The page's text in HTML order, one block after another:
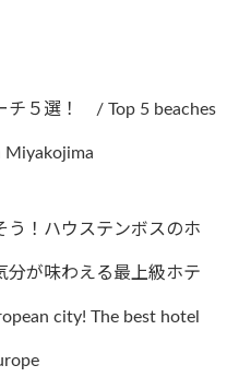
チ５選！ / Top 5 beaches
Miyakojima
う！ハウステンボスのホ
分が味わえる最上級ホテ
city! The best hotel